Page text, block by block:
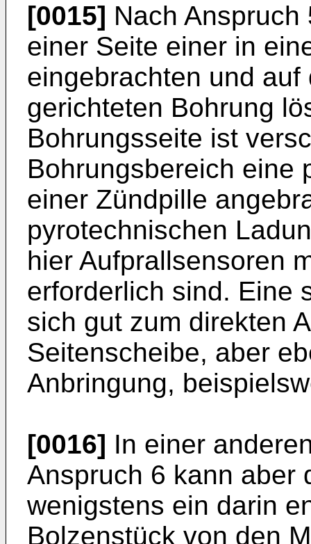
[0015] Nach
einer Seite einer in
eingebrachten und
gerichteten Bohrung
Bohrungsseite ist
Bohrungsbereich eine
einer Zündpille
pyrotechnischen
hier Aufprallsensoren
erforderlich sind. Eine
sich gut zum direkten
Seitenscheibe, aber
Anbringung,
[0016] In einer
Anspruch 6 kann aber
wenigstens ein darin
Bolzenstück von den